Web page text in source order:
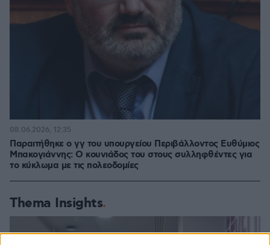
Παραιτήθηκε ο γγ του υπουργείου Περιβάλλοντος Ευθύμιος
Μπακογιάννης: Ο κουνιάδος του στους συλληφθέντες για
το κύκλωμα με τις πολεοδομίες
08.06.2026, 12:35
Thema Insights